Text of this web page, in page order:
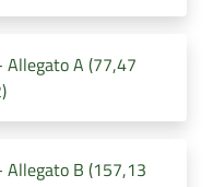
Allegato A (77,47
Allegato B (157,13